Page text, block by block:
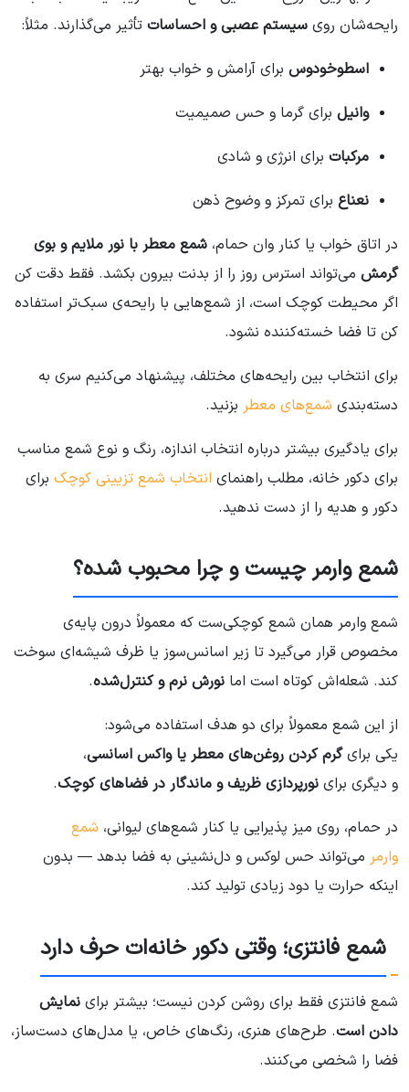
رایحه‌شان روی سیستم عصبی و احساسات تأثیر می‌گذارند. مثلاً:
اسطوخودوس برای آرامش و خواب بهتر
وانیل برای گرما و حس صمیمیت
مرکبات برای انرژی و شادی
نعناع برای تمرکز و وضوح ذهن
در اتاق خواب یا کنار وان حمام، شمع معطر با نور ملایم و بوی
گرمش می‌تواند استرس روز را از بدنت بیرون بکشد. فقط دقت کن
اگر محیطت کوچک است، از شمع‌هایی با رایحه‌ی سبک‌تر استفاده
کن تا فضا خسته‌کننده نشود.
برای انتخاب بین رایحه‌های مختلف، پیشنهاد می‌کنیم سری به
دسته‌بندی شمع‌های معطر بزنید.
برای یادگیری بیشتر درباره انتخاب اندازه، رنگ و نوع شمع مناسب
برای دکور خانه، مطلب راهنمای انتخاب شمع تزیینی کوچک برای
دکور و هدیه را از دست ندهید.
شمع وارمر چیست و چرا محبوب شده؟
شمع وارمر همان شمع کوچکی‌ست که معمولاً درون پایه‌ی
مخصوص قرار می‌گیرد تا زیر اسانس‌سوز یا ظرف شیشه‌ای سوخت
کند. شعله‌اش کوتاه است اما نورش نرم و کنترل‌شده.
از این شمع معمولاً برای دو هدف استفاده می‌شود:
یکی برایگرم کردن روغن‌های معطر یا واکس اسانسی،
و دیگری برای نورپردازی ظریف و ماندگار در فضاهای کوچک.
در حمام، روی میز پذیرایی یا کنار شمع‌های لیوانی، شمع
وارمر می‌تواند حس لوکس و دل‌نشینی به فضا بدهد — بدون
اینکه حرارت یا دود زیادی تولید کند.
شمع فانتزی؛ وقتی دکور خانه‌ات حرف دارد
شمع فانتزی فقط برای روشن کردن نیست؛ بیشتر برای نمایش
دادن است. طرح‌های هنری، رنگ‌های خاص، یا مدل‌های دست‌ساز،
فضا را شخصی می‌کنند.